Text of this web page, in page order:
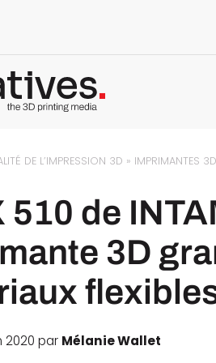
DE L’IMPRESSION 3D » IMPRIMANTES 3D
510 de
3D
2020 par Mélanie Wallet